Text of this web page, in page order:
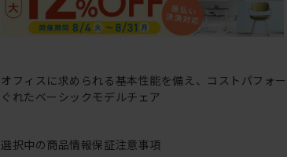
オフィスに求められる基本性能を備え、コストパフォ
ぐれたベーシックモデルチェア
選択中の商品情報保証注意事項